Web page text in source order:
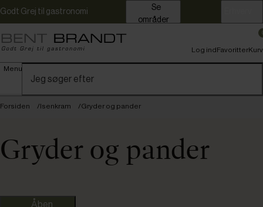
Godt Grej til gastronomi
områder
Menu
Log indFavoritterKurv
Forsiden Isenkram Gryder og pander
Gryder og pander